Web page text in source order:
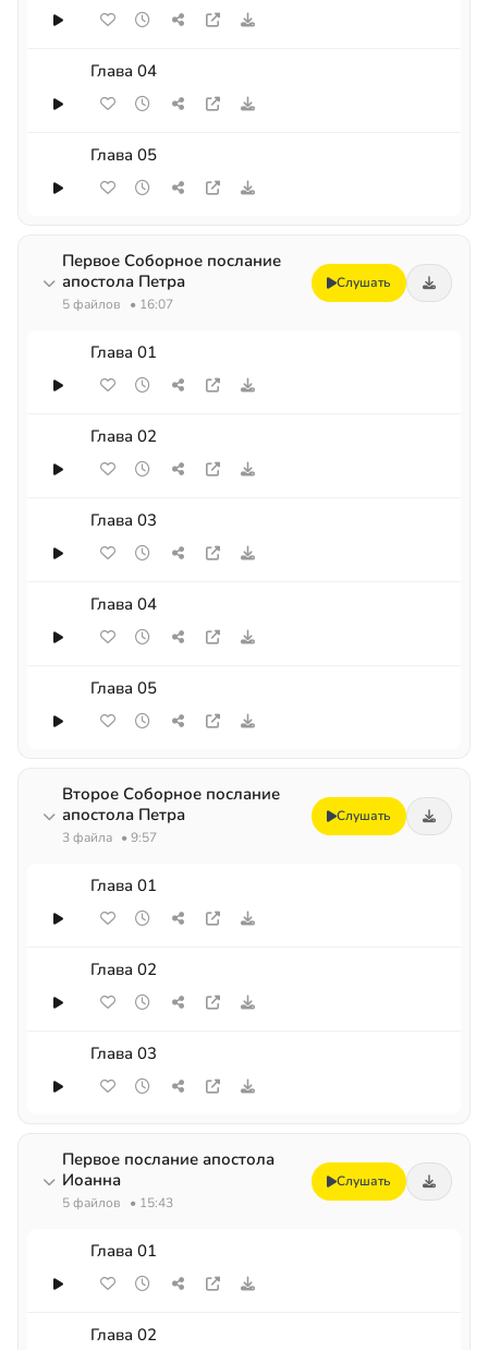
Глава 04
Глава 05
Первое Соборное послание
апостола Петра
5 файлов • 16:07
Слушать
Глава 01
Глава 02
Глава 03
Глава 04
Глава 05
Второе Соборное послание
апостола Петра
3 файла • 9:57
Слушать
Глава 01
Глава 02
Глава 03
Первое послание апостола
Иоанна
5 файлов • 15:43
Слушать
Глава 01
Глава 02